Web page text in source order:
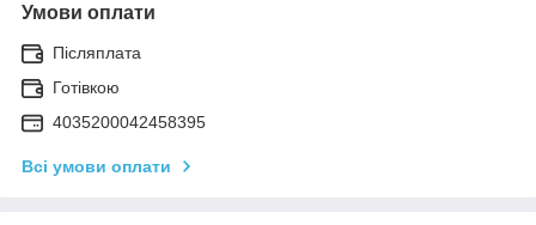
Умови оплати
Післяплата
Готівкою
4035200042458395
Всі умови оплати